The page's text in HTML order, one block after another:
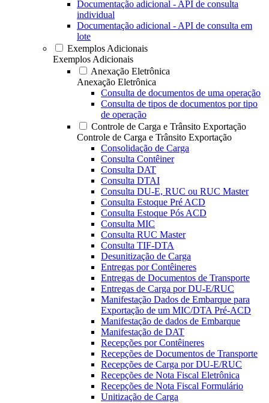
Documentação adicional - API de consulta
individual
Documentação adicional - API de consulta em
lote
Exemplos Adicionais
Exemplos Adicionais
Anexação Eletrônica
Anexação Eletrônica
Consulta de documentos de uma operação
Consulta de tipos de documentos por tipo
de operação
Controle de Carga e Trânsito Exportação
Controle de Carga e Trânsito Exportação
Consolidação de Carga
Consulta Contêiner
Consulta DAT
Consulta DTAI
Consulta DU-E, RUC ou RUC Master
Consulta Estoque Pré ACD
Consulta Estoque Pós ACD
Consulta MIC
Consulta RUC Master
Consulta TIF-DTA
Desunitização de Carga
Entregas por Contêineres
Entregas de Documentos de Transporte
Entregas de Carga por DU-E/RUC
Manifestação Dados de Embarque para
Exportação de um MIC/DTA Pré-ACD
Manifestação de dados de Embarque
Manifestação de DAT
Recepções por Contêineres
Recepções de Documentos de Transporte
Recepções de Carga por DU-E/RUC
Recepções de Nota Fiscal Eletrônica
Recepções de Nota Fiscal Formulário
Unitização de Carga